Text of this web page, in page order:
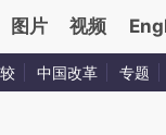
图片 视频
中国改革 专题